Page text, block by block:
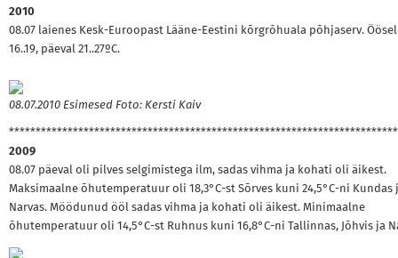
2010
08.07 laienes Kesk-Euroopast Lääne-Eestini kõrgrõhuala põhjaserv.
16..19, päeval 21..27ºC.
08.07.2010 Esimesed Foto: Kersti Kaiv
2009
08.07 päeval oli pilves selgimistega ilm, sadas vihma ja kohati oli äikest.
Maksimaalne õhutemperatuur oli 18,3°C-st Sõrves kuni 24,5°C-ni Kundas
Narvas. Möödunud ööl sadas vihma ja kohati oli äikest. Minimaalne
õhutemperatuur oli 14,5°C-st Ruhnus kuni 16,8°C-ni Tallinnas, Jõhvis ja